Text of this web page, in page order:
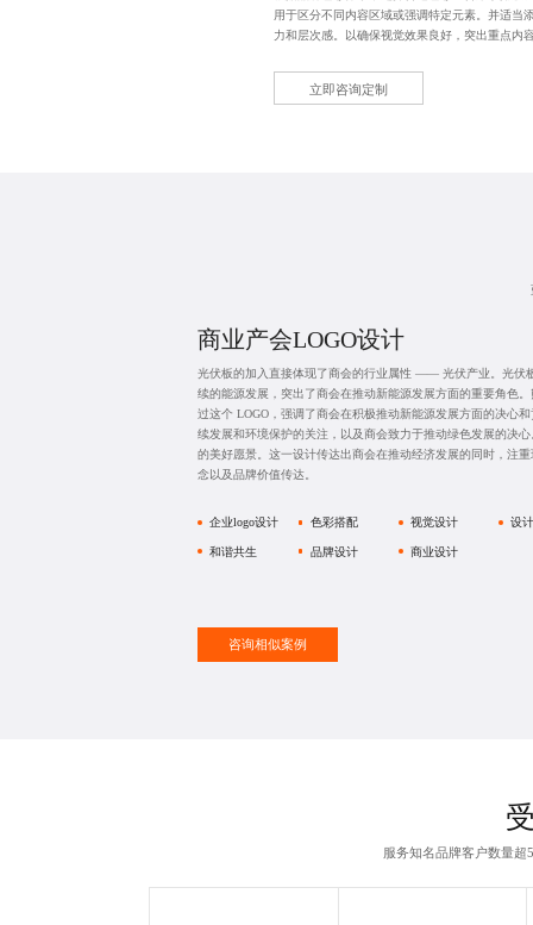
用于区分不同内容区域或强调特定元素。并适当
力和层次感。以确保视觉效果良好，突出重点内
立即咨询定制
商业产会LOGO设计
光伏板的加入直接体现了商会的行业属性 —— 光伏产业。光伏
续的能源发展，突出了商会在推动新能源发展方面的重要角色
过这个 LOGO，强调了商会在积极推动新能源发展方面的决心
续发展和环境保护的关注，以及商会致力于推动绿色发展的决
的美好愿景。这一设计传达出商会在推动经济发展的同时，注
念以及品牌价值传达。
企业logo设计 色彩搭配 视觉设计 设
和谐共生 品牌设计 商业设计
咨询相似案例
服务知名品牌客户数量超